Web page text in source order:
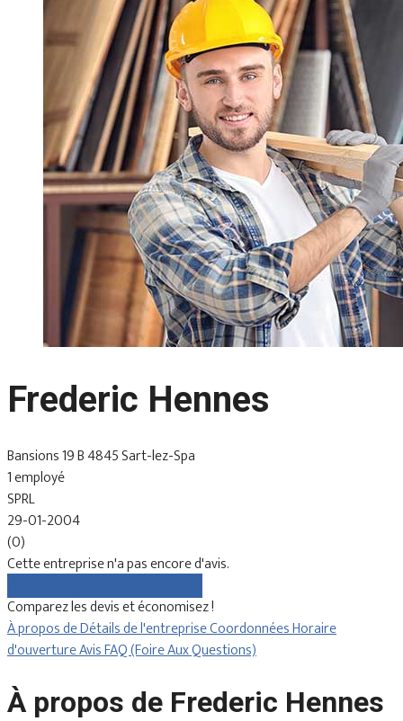
Frederic Hennes
Bansions 19 B 4845 Sart-lez-Spa
1 employé
SPRL
29-01-2004
(0)
Cette entreprise n'a pas encore d'avis.
Comparez les devis et économisez !
À propos deDétails de l'entrepriseCoordonnéesHoraire
d'ouvertureAvisFAQ (Foire Aux Questions)
À propos de Frederic Hennes